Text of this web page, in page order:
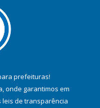
prefeituras!
onde garantimos em
leis de transparência